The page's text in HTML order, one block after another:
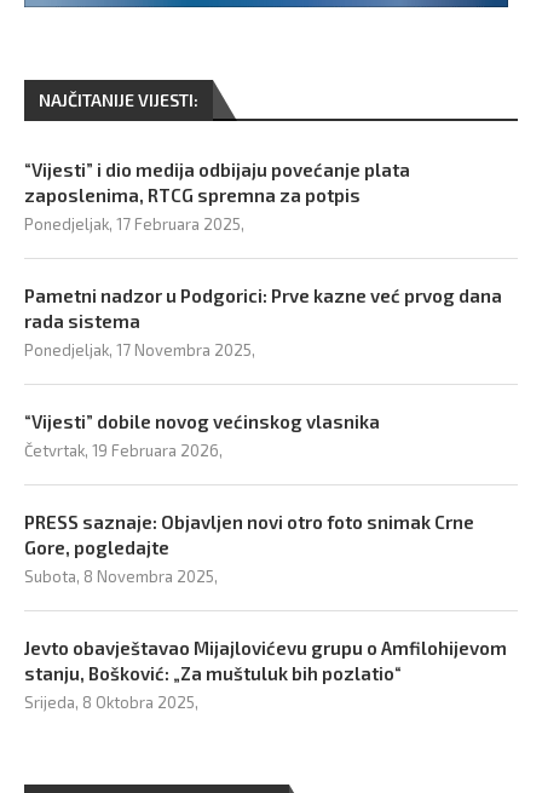
NAJČITANIJE VIJESTI:
“Vijesti” i dio medija odbijaju povećanje plata
zaposlenima, RTCG spremna za potpis
Ponedjeljak, 17 Februara 2025,
Pametni nadzor u Podgorici: Prve kazne već prvog dana
rada sistema
Ponedjeljak, 17 Novembra 2025,
“Vijesti” dobile novog većinskog vlasnika
Četvrtak, 19 Februara 2026,
PRESS saznaje: Objavljen novi otro foto snimak Crne
Gore, pogledajte
Subota, 8 Novembra 2025,
Jevto obavještavao Mijajlovićevu grupu o Amfilohijevom
stanju, Bošković: „Za muštuluk bih pozlatio“
Srijeda, 8 Oktobra 2025,